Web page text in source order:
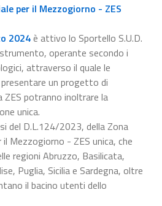
per il Mezzogiorno - ZES
2024è attivo lo Sportello S.U.D.
operante secondo i
attraverso il quale le
un progetto di
ZES potranno inoltrare la
unica.
del D.L.124/2023, della Zona
il Mezzogiorno - ZES unica, che
regioni Abruzzo, Basilicata,
Puglia, Sicilia e Sardegna, oltre
il bacino utenti dello